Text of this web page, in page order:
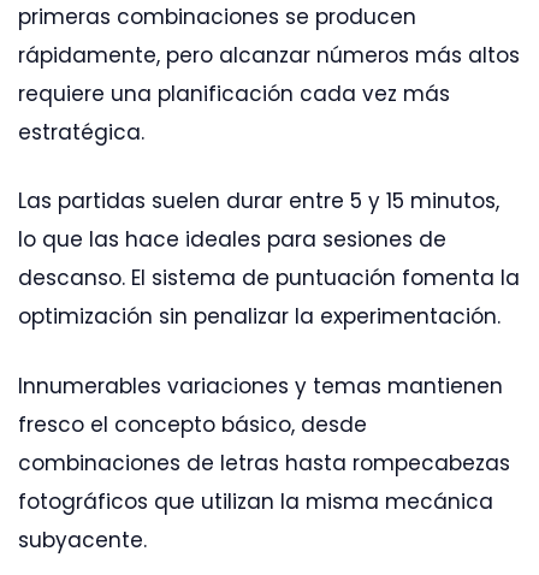
primeras combinaciones se producen
rápidamente, pero alcanzar números más altos
requiere una planificación cada vez más
estratégica.
Las partidas suelen durar entre 5 y 15 minutos,
lo que las hace ideales para sesiones de
descanso. El sistema de puntuación fomenta la
optimización sin penalizar la experimentación.
Innumerables variaciones y temas mantienen
fresco el concepto básico, desde
combinaciones de letras hasta rompecabezas
fotográficos que utilizan la misma mecánica
subyacente.